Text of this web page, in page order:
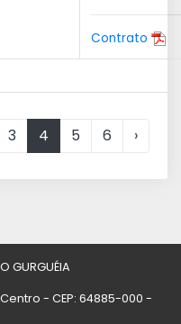
Contrato
3 4 5 6 ›
GURGUÉIA
- CEP: 64885-000 -